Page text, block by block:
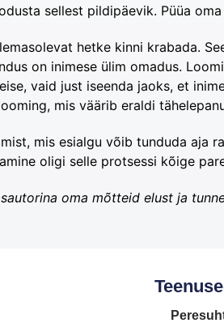
sellest pildipäevik. Püüa
hetke kinni krabada.
on inimese ülim omadus.
vaid just iseenda jaoks, et
mis väärib eraldi
mis esialgu võib tunduda aja
oligi selle protsessi kõige
oma mõtteid elust ja